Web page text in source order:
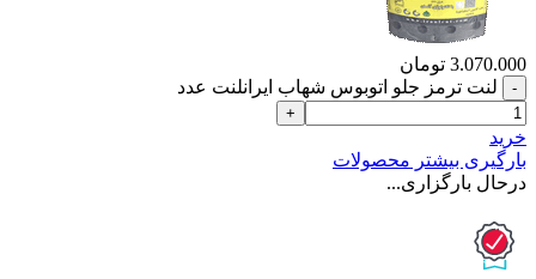
3.070.000 تومان
لنت ترمز جلو اتوبوس شهاب ایرانلنت عدد
خرید
بارگیری بیشتر محصولات
درحال بارگزاری...